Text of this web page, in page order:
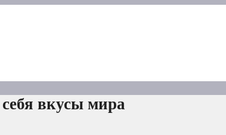
вкусы мира